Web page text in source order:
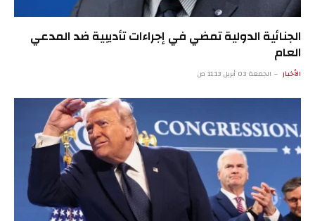
الجنائية الدولية تمضي في إجراءات تأديبية ضد المدعي
العام
الأخبار الجمعة 03 أبريل 11:13 ص